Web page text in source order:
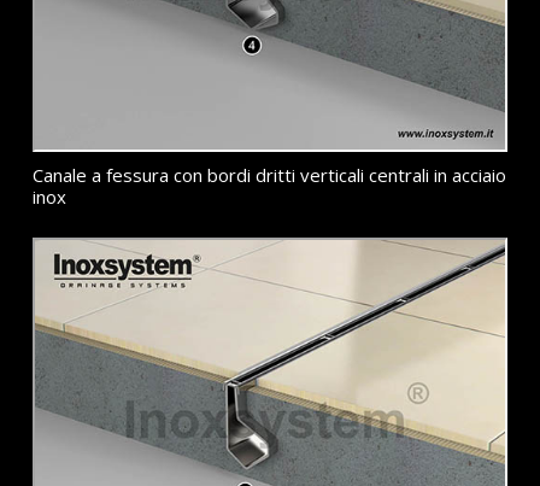
Canale a fessura con bordi dritti verticali centrali in acciaio
inox